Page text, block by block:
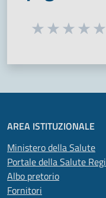
Seleziona
AREA ISTITUZIONALE
Ministero della Salute
Portale della Salute
Albo pretorio
Fornitori